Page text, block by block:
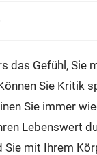
das Gefühl, Sie
Sie Kritik
Sie immer
Lebenswert
Sie mit Ihrem